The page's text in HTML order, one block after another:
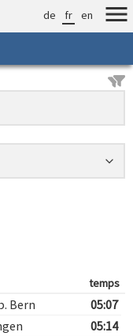
de fr en
temps
Bern
05:07
05:14